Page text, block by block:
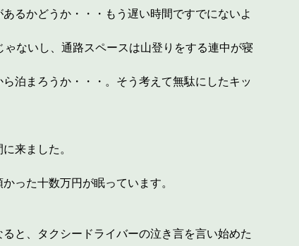
るかどうか・・・もう遅い時間ですでにないよ
ないし、通路スペースは山登りをする連中が寝
泊まろうか・・・。そう考えて無駄にしたキッ
来ました。
った十数万円が眠っています。
と、タクシードライバーの泣き言を言い始めた